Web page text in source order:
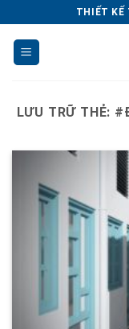
dung
THIẾT KẾ
LƯU TRỮ THẺ: